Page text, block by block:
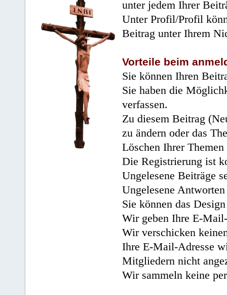
unter jedem Ihrer
Unter Profil/Profil
Beitrag unter Ihrem
Vorteile beim
Sie können Ihren
Sie haben die
verfassen.
Zu diesem Beitrag
zu ändern oder das
Löschen Ihrer
Die Registrierung ist
Ungelesene Beiträge
Ungelesene
Sie können das
Wir geben Ihre E-
Wir verschicken
Ihre E-Mail-Adresse
Mitgliedern nicht
Wir sammeln keine